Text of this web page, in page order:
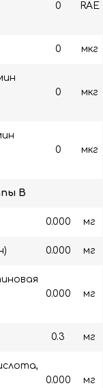
0 RAE
0 мкг
0 мкг
0 мкг
B
0.000 мг
0.000 мг
0.000 мг
0.3 мг
0.000
мг